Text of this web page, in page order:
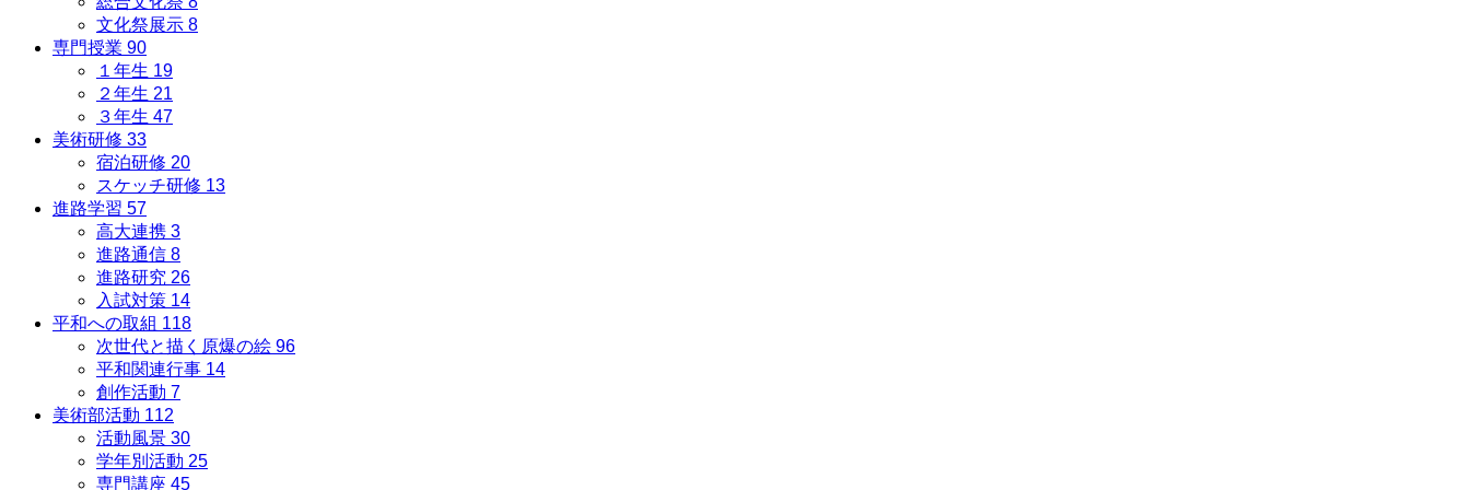
文化祭展示 8
専門授業 90
１年生 19
２年生 21
３年生 47
美術研修 33
宿泊研修 20
スケッチ研修 13
進路学習 57
高大連携 3
進路通信 8
進路研究 26
入試対策 14
平和への取組 118
次世代と描く原爆の絵 96
平和関連行事 14
創作活動 7
美術部活動 112
活動風景 30
学年別活動 25
専門講座 45